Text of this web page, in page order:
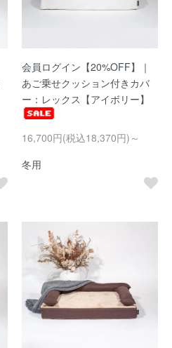
会員ログイン【20%OFF】｜
あご乗せクッション付きカバ
ー：レックス【アイボリー】
16,700円(税込18,370円)～
冬用